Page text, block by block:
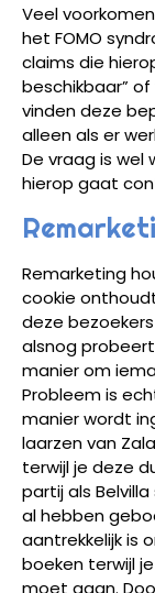
Veel
het FOMO
claims die
beschikbaar” of
vinden deze
alleen als er
De vraag is wel
hierop gaat
Remarketing
cookie
deze
alsnog
manier om
Probleem is
manier wordt
laarzen van
terwijl je deze
partij als
al hebben
aantrekkelijk is
boeken terwijl
moet gaan.